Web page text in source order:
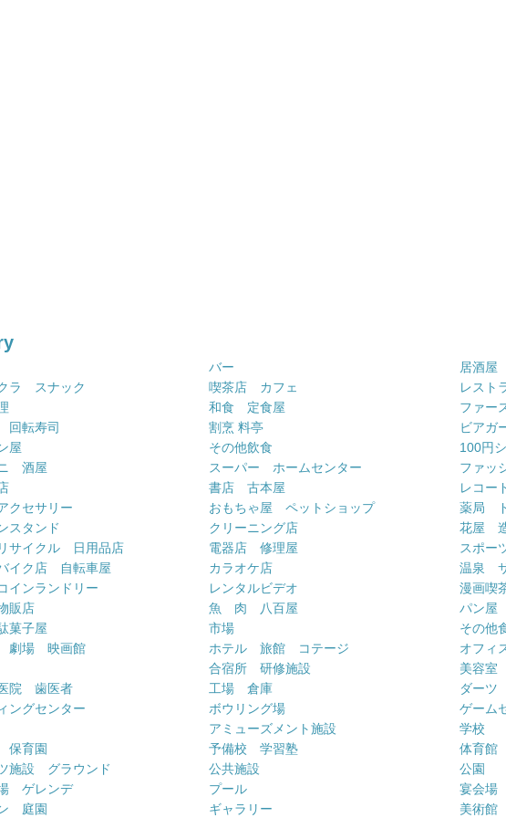
バー
居酒屋
ラ スナック
喫茶店 カフェ
レスト
和食 定食屋
ファー
転寿司
割烹 料亭
ビアガ
屋
その他飲食
100円
酒屋
スーパー ホームセンター
ファッ
書店 古本屋
レコー
クセサリー
おもちゃ屋 ペットショップ
薬局
スタンド
クリーニング店
花屋
サイクル 日用品店
電器店 修理屋
スポー
イク店 自転車屋
カラオケ店
温泉
ンランドリー
レンタルビデオ
漫画喫
販店
魚 肉 八百屋
パン屋
菓子屋
市場
その他
劇場 映画館
ホテル 旅館 コテージ
オフィ
合宿所 研修施設
美容室
院 歯医者
工場 倉庫
ダーツ
ングセンター
ボウリング場
ゲーム
アミューズメント施設
学校
保育園
予備校 学習塾
体育館
施設 グラウンド
公共施設
公園
ゲレンデ
プール
宴会場
庭園
ギャラリー 美術館